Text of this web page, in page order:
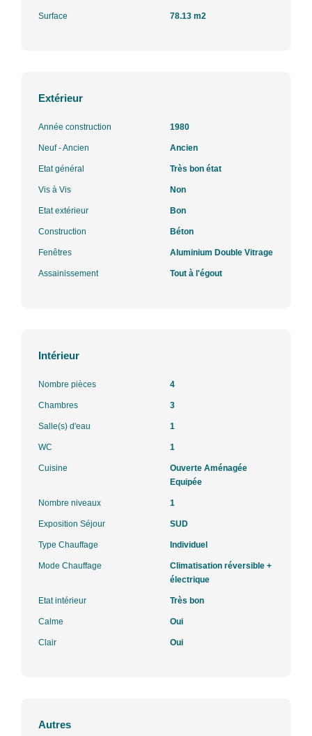
Surface 78.13 m2
Extérieur
Année construction 1980
Neuf - Ancien Ancien
Etat général Très bon état
Vis à Vis Non
Etat extérieur Bon
Construction Béton
Fenêtres Aluminium Double Vitrage
Assainissement Tout à l'égout
Intérieur
Nombre pièces 4
Chambres 3
Salle(s) d'eau 1
WC 1
Cuisine
Ouverte Aménagée
Equipée
Nombre niveaux 1
Exposition Séjour SUD
Type Chauffage Individuel
Mode Chauffage
Climatisation réversible +
électrique
Etat intérieur Très bon
Calme Oui
Clair Oui
Autres